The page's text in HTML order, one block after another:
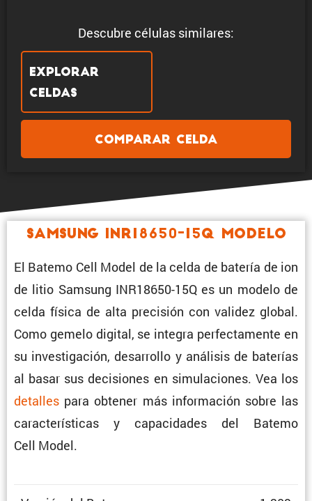
Descubre células similares:
Explorar
celdas
Comparar celda
Samsung INR18650-15Q Modelo
El Batemo Cell Model de la celda de batería de ion
de litio Samsung INR18650-15Q es un modelo de
celda física de alta preci­sión con validez global.
Como gemelo digital, se integra perfec­ta­mente en
su inves­ti­ga­ción, desarrollo y análisis de baterías
al basar sus decisiones en simula­ciones. Vea los
detalles para obtener más infor­ma­ción sobre las
carac­te­rís­ticas y capaci­dades del Batemo
Cell Model.